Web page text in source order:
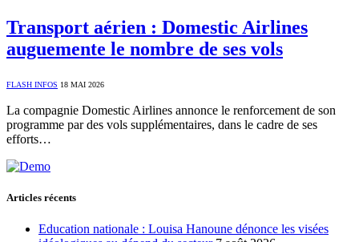
Transport aérien : Domestic Airlines
auguemente le nombre de ses vols
FLASH INFOS 18 MAI 2026
La compagnie Domestic Airlines annonce le renforcement de son
programme par des vols supplémentaires, dans le cadre de ses
efforts…
Articles récents
Education nationale : Louisa Hanoune dénonce les visées